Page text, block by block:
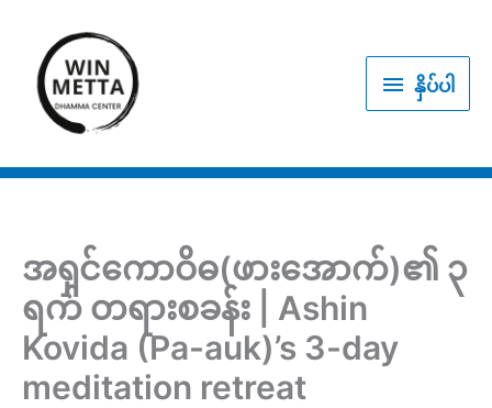
content
နှိပ် နှိပ်ပါ
အရှင်ကောဝိဓ(ဖားအောက်)၏ ၃
ရက် တရားစခန်း | Ashin
Kovida (Pa-auk)’s 3-day
meditation retreat